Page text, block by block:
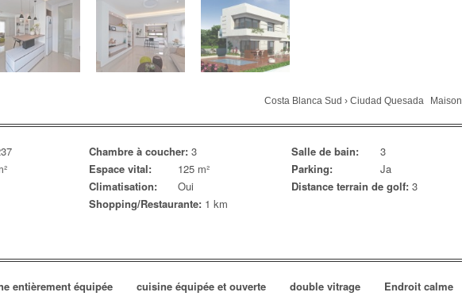
Costa Blanca Sud › Ciudad Quesada Maison
Chambre à coucher: 3 Salle de bain:
3
Espace vital: 125 m² Parking:
Ja
Climatisation: Oui Distance terrain de golf: 3
Shopping/Restaurante: 1 km
entièrement équipée cuisine équipée et ouverte double vitrage
Endroit calme